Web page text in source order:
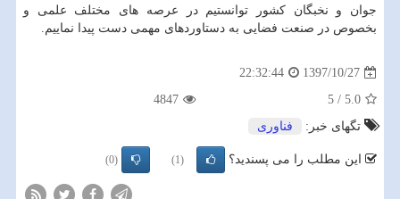
جوان و نخبگان كشور توانستیم در عرصه های مختلف علمی و
بخصوص در صنعت فضایی به دستاوردهای مهمی دست پیدا نماییم.
1397/10/27
22:32:44
5.0
/
5
4847
تگهای خبر:
فناوری
این مطلب را می پسندید؟ (1)
(0)